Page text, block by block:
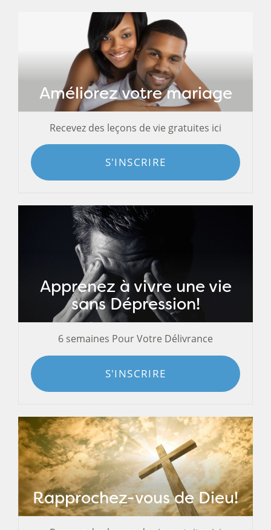
Améliorez votre mariage
Recevez des leçons de vie gratuites ici
S'INSCRIRE
Apprenez à vivre une vie
sans Dépression!
6 semaines Pour Votre Délivrance
S'INSCRIRE
Rapprochez-vous de Dieu!